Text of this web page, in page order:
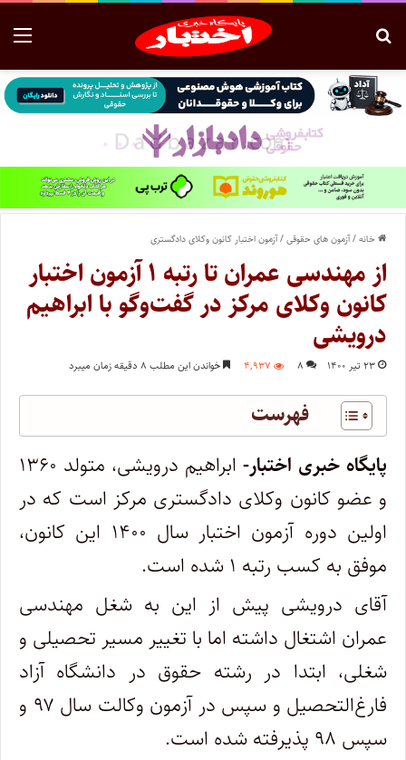
خانه/آزمون های حقوقی/آزمون اختبار کانون وکلای دادگستری
از مهندسی عمران تا رتبه ۱ آزمون اختبار
کانون وکلای مرکز در گفت‌وگو با ابراهیم
درویشی
۲۳ تیر ۱۴۰۰ ۸ ۴,۹۳۷ خواندن این مطلب ۸ دقیقه زمان میبرد
فهرست
پایگاه خبری اختبار-
ابراهیم درویشی، متولد ۱۳۶۰
و عضو کانون وکلای دادگستری مرکز است که در
اولین دوره آزمون اختبار سال ۱۴۰۰ این کانون،‌
موفق به کسب رتبه ۱ شده است.
آقای درویشی پیش از این به شغل مهندسی
عمران اشتغال داشته اما با تغییر مسیر تحصیلی و
شغلی، ابتدا در رشته حقوق در دانشگاه آزاد
فارغ‌التحصیل و سپس در آزمون وکالت سال ۹۷ و
سپس ۹۸ پذیرفته شده است.